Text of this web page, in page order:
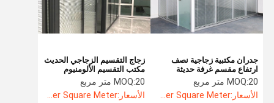
زجاج التقسيم الزجاجي الحديث
مكتب التقسيم الألومنيوم
MOQ:20 متر مربع
الأسعار:US$52.60 Per Square Meter
جدران مكتبية زجاجية نصف
ارتفاع مقسم غرفة حديثة
MOQ:20 متر مربع
الأسعار:US$52.60 Per Square Meter